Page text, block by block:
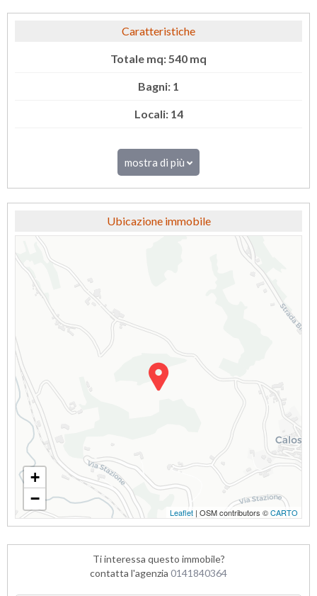
Caratteristiche
Totale mq: 540 mq
Bagni: 1
Locali: 14
mostra di più
Ubicazione immobile
+
−
Leaflet | OSM contributors ©CARTO
Ti interessa questo immobile?
contatta l'agenzia 0141840364